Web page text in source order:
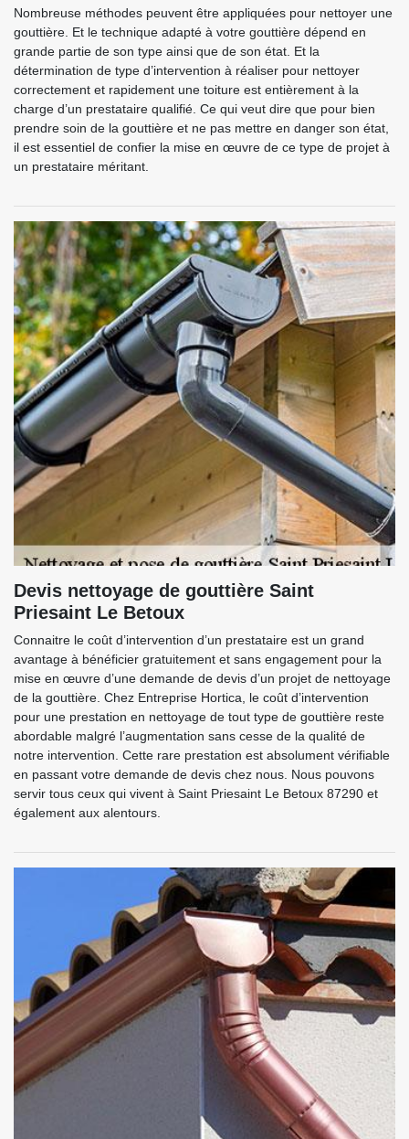
Nombreuse méthodes peuvent être appliquées pour nettoyer une
gouttière. Et le technique adapté à votre gouttière dépend en
grande partie de son type ainsi que de son état. Et la
détermination de type d’intervention à réaliser pour nettoyer
correctement et rapidement une toiture est entièrement à la
charge d’un prestataire qualifié. Ce qui veut dire que pour bien
prendre soin de la gouttière et ne pas mettre en danger son état,
il est essentiel de confier la mise en œuvre de ce type de projet à
un prestataire méritant.
Devis nettoyage de gouttière Saint
Priesaint Le Betoux
Connaitre le coût d’intervention d’un prestataire est un grand
avantage à bénéficier gratuitement et sans engagement pour la
mise en œuvre d’une demande de devis d’un projet de nettoyage
de la gouttière. Chez Entreprise Hortica, le coût d’intervention
pour une prestation en nettoyage de tout type de gouttière reste
abordable malgré l’augmentation sans cesse de la qualité de
notre intervention. Cette rare prestation est absolument vérifiable
en passant votre demande de devis chez nous. Nous pouvons
servir tous ceux qui vivent à Saint Priesaint Le Betoux 87290 et
également aux alentours.